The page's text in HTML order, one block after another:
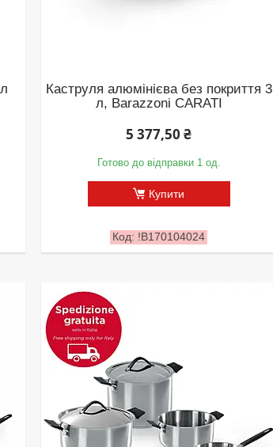
Каструля алюмінієва без покриття 3
л, Barazzoni CARATI
5 377,50 ₴
Готово до відправки 1 од.
Купити
!B170104024